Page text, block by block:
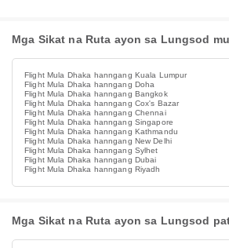
Mga Sikat na Ruta ayon sa Lungsod
Flight Mula Dhaka hanngang Kuala Lumpur
Flight Mula Dhaka hanngang Doha
Flight Mula Dhaka hanngang Bangkok
Flight Mula Dhaka hanngang Cox's Bazar
Flight Mula Dhaka hanngang Chennai
Flight Mula Dhaka hanngang Singapore
Flight Mula Dhaka hanngang Kathmandu
Flight Mula Dhaka hanngang New Delhi
Flight Mula Dhaka hanngang Sylhet
Flight Mula Dhaka hanngang Dubai
Flight Mula Dhaka hanngang Riyadh
Mga Sikat na Ruta ayon sa Lungsod